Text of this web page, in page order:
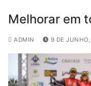
Melhorar em
ADMIN 9 DE